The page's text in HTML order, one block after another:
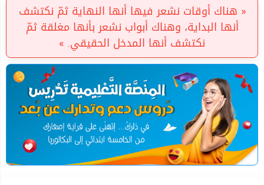
« هناك أوقات نشعر فيها أنها النهاية ثمّ نكتشف
أنها البداية، وهناك أبواب نشعر بأنها مغلقة ثمّ
نكتشف أنها المدخل الحقيقي. »